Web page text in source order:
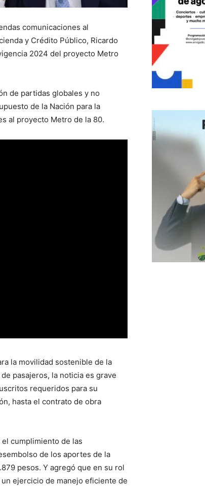
comunicaciones al
y Crédito Público, Ricardo
2024 del proyecto Metro
de partidas globales y no
de la Nación para la
al proyecto Metro de la 80.
la movilidad sostenible de la
pasajeros, la noticia es grave
requeridos para su
hasta el contrato de obra
cumplimiento de las
de los aportes de la
pesos. Y agregó que en su rol
ejercicio de manejo eficiente de